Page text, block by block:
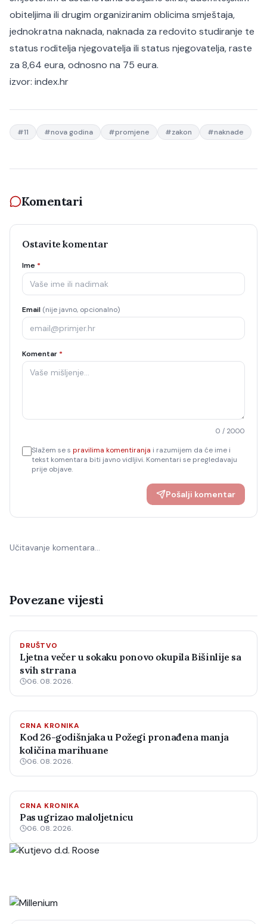
obiteljima ili drugim organiziranim oblicima smještaja,
jednokratna naknada, naknada za redovito studiranje te
status roditelja njegovatelja ili status njegovatelja, raste
za 8,64 eura, odnosno na 75 eura.
izvor: index.hr
#11 #nova godina #promjene #zakon #naknade
Komentari
Ostavite komentar
Ime *
Email (nije javno, opcionalno)
Komentar *
0 / 2000
Slažem se s pravilima komentiranja i razumijem da će ime i
tekst komentara biti javno vidljivi. Komentari se pregledavaju
prije objave.
Pošalji komentar
Učitavanje komentara…
Povezane vijesti
DRUŠTVO
Ljetna večer u sokaku ponovo okupila Bišinlije sa
svih strrana
06. 08. 2026.
CRNA KRONIKA
Kod 26-godišnjaka u Požegi pronađena manja
količina marihuane
06. 08. 2026.
CRNA KRONIKA
Pas ugrizao maloljetnicu
06. 08. 2026.